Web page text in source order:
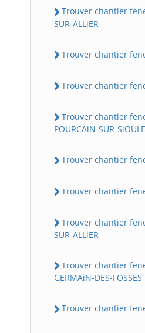
Trouver chantier
SUR-ALLiER
Trouver chantier
Trouver chantier
Trouver chantier
POURCAiN-SUR-SiOULE
Trouver chantier
Trouver chantier
Trouver chantier
SUR-ALLiER
Trouver chantier
GERMAiN-DES-FOSSES
Trouver chantier